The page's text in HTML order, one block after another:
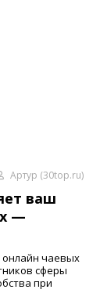
Артур (30top.ru)
ваш
—
онлайн чаевых
сферы
при